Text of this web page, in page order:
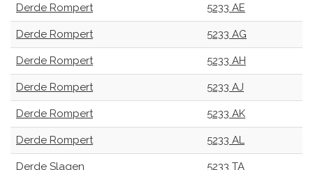
Derde Rompert 5233 AE
Derde Rompert 5233 AG
Derde Rompert 5233 AH
Derde Rompert 5233 AJ
Derde Rompert 5233 AK
Derde Rompert 5233 AL
Derde Slagen 5233 TA